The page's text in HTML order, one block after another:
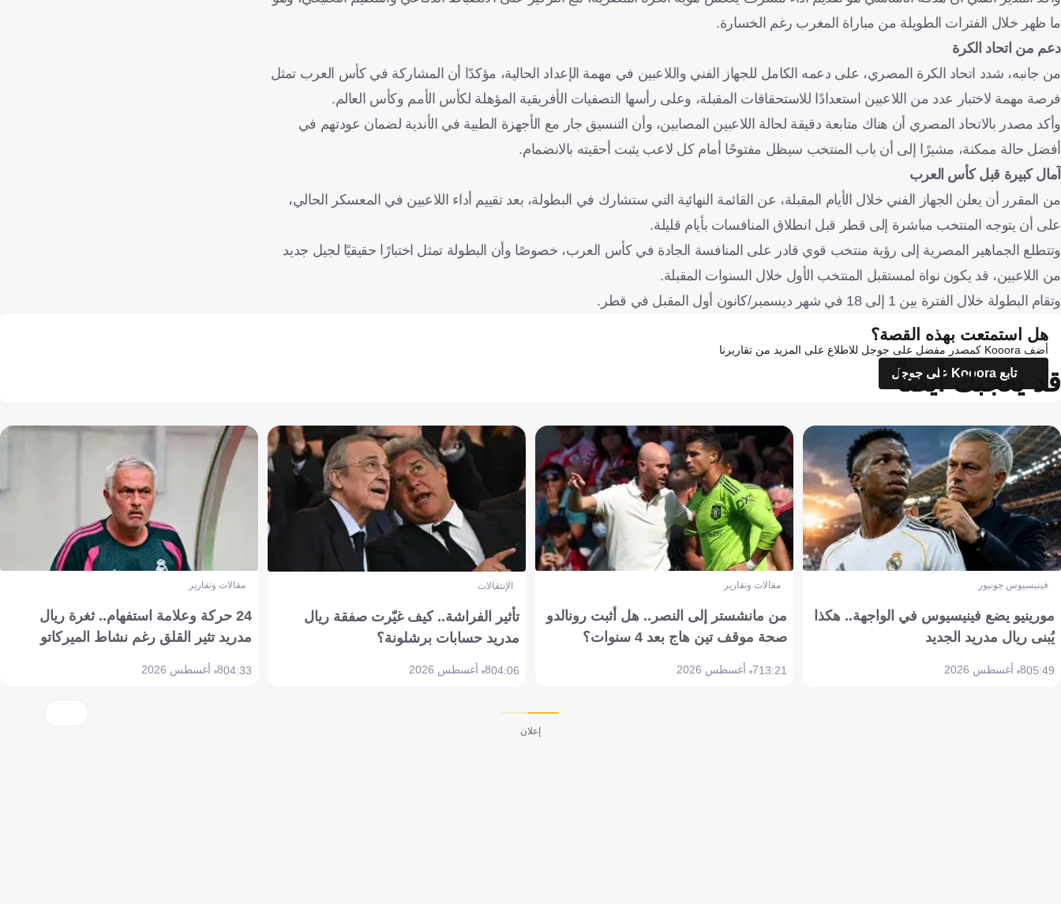
ما ظهر خلال الفترات الطويلة من مباراة المغرب رغم الخسارة.
دعم من اتحاد الكرة
من جانبه، شدد اتحاد الكرة المصري، على دعمه الكامل للجهاز الفني واللاعبين في مهمة الإعداد الحالية، مؤكدًا أن المشاركة في كأس العرب تمثل
فرصة مهمة لاختبار عدد من اللاعبين استعدادًا للاستحقاقات المقبلة، وعلى رأسها التصفيات الأفريقية المؤهلة لكأس الأمم وكأس العالم.
وأكد مصدر بالاتحاد المصري أن هناك متابعة دقيقة لحالة اللاعبين المصابين، وأن التنسيق جار مع الأجهزة الطبية في الأندية لضمان عودتهم في
أفضل حالة ممكنة، مشيرًا إلى أن باب المنتخب سيظل مفتوحًا أمام كل لاعب يثبت أحقيته بالانضمام.
آمال كبيرة قبل كأس العرب
من المقرر أن يعلن الجهاز الفني خلال الأيام المقبلة، عن القائمة النهائية التي ستشارك في البطولة، بعد تقييم أداء اللاعبين في المعسكر الحالي،
على أن يتوجه المنتخب مباشرة إلى قطر قبل انطلاق المنافسات بأيام قليلة.
وتتطلع الجماهير المصرية إلى رؤية منتخب قوي قادر على المنافسة الجادة في كأس العرب، خصوصًا وأن البطولة تمثل اختبارًا حقيقيًا لجيل جديد
من اللاعبين، قد يكون نواة لمستقبل المنتخب الأول خلال السنوات المقبلة.
وتقام البطولة خلال الفترة بين 1 إلى 18 في شهر ديسمبر/كانون أول المقبل في قطر.
هل استمتعت بهذه القصة؟
أضف Kooora كمصدر مفضل على جوجل للاطلاع على المزيد من تقاريرنا
تابع Kooora على جوجل
قد يعجبك أيضاً
فينيسيوس جونيور
مورينيو يضع فينيسيوس في الواجهة.. هكذا
يُبنى ريال مدريد الجديد
05:498 أغسطس 2026
مقالات وتقارير
من مانشستر إلى النصر.. هل أثبت رونالدو
صحة موقف تين هاج بعد 4 سنوات؟
13:217 أغسطس 2026
الإنتقالات
تأثير الفراشة.. كيف غيّرت صفقة ريال
مدريد حسابات برشلونة؟
04:068 أغسطس 2026
مقالات وتقارير
24 حركة وعلامة استفهام.. ثغرة ريال
مدريد تثير القلق رغم نشاط الميركاتو
04:338 أغسطس 2026
إعلان